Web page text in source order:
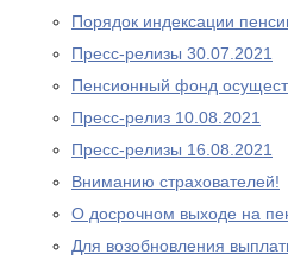
Порядок индексации
Пресс-релизы 30.07.2021
Пенсионный фонд
Пресс-релиз 10.08.2021
Пресс-релизы 16.08.2021
Вниманию страхователей!
О досрочном выходе на
Для возобновления